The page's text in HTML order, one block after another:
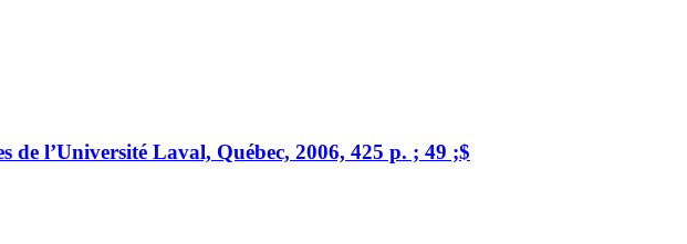
de l’Université Laval, Québec, 2006, 425 p. ; 49 ;$